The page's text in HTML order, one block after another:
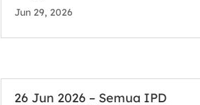
Jun 29, 2026
26 Jun 2026 – Semua IPD